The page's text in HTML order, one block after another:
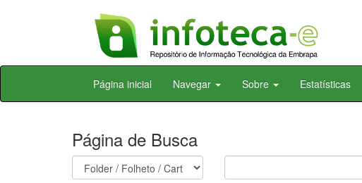
Skip
Página inicial Navegar Sobre Estatísticas
Página de Busca